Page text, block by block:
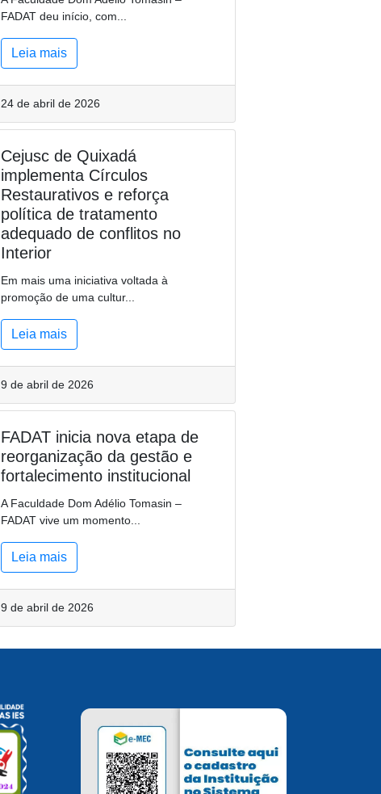
FADAT deu início, com...
Leia mais
24 de abril de 2026
Cejusc de Quixadá
implementa Círculos
Restaurativos e reforça
política de tratamento
adequado de conflitos no
Interior
Em mais uma iniciativa voltada à
promoção de uma cultur...
Leia mais
9 de abril de 2026
FADAT inicia nova etapa de
reorganização da gestão e
fortalecimento institucional
A Faculdade Dom Adélio Tomasin –
FADAT vive um momento...
Leia mais
9 de abril de 2026